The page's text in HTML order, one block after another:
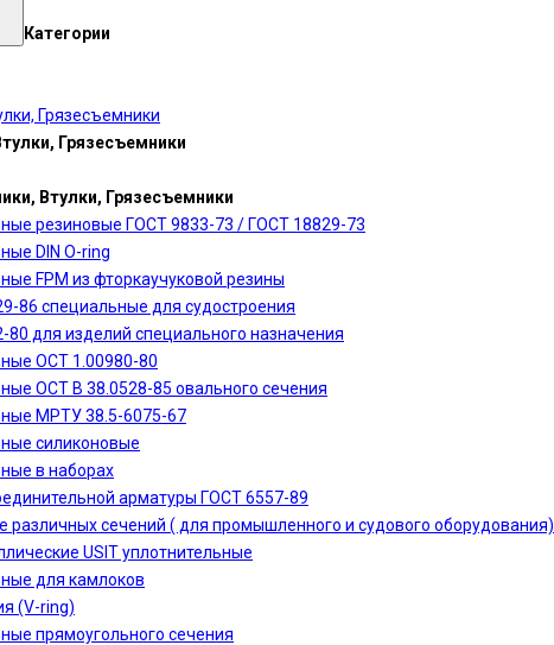
Категории
Грязесъемники
Грязесъемники
Втулки, Грязесъемники
резиновые ГОСТ 9833-73 / ГОСТ 18829-73
DIN O-ring
FPM из фторкаучуковой резины
86 специальные для судостроения
для изделий специального назначения
ОСТ 1.00980-80
ОСТ В 38.0528-85 овального сечения
МРТУ 38.5-6075-67
силиконовые
в наборах
арматуры ГОСТ 6557-89
различных сечений ( для промышленного и судового оборудования)
USIT уплотнительные
для камлоков
(V-ring)
прямоугольного сечения